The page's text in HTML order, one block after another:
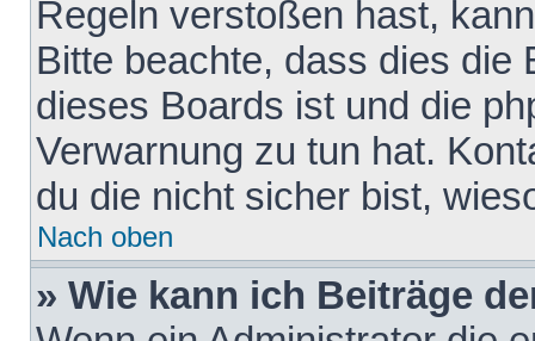
Regeln verstoßen hast,
Bitte beachte, dass dies die
dieses Boards ist und die
Verwarnung zu tun hat.
du die nicht sicher bist,
Nach oben
» Wie kann ich Beiträge